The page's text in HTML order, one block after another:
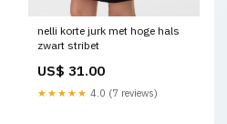
nelli korte jurk met hoge hals
zwart stribet
US$ 31.00
★★★★★ 4.0 (7 reviews)